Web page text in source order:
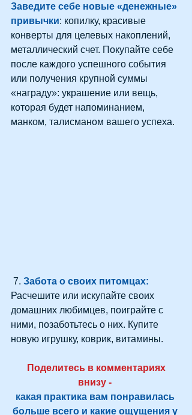
Заведите себе новые «денежные»
привычки: копилку, красивые
конверты для целевых накоплений,
металлический счет. Покупайте себе
после каждого успешного события
или получения крупной суммы
«награду»: украшение или вещь,
которая будет напоминанием,
манком, талисманом вашего успеха.
7. Забота о своих питомцах:
Расчешите или искупайте своих
домашних любимцев, поиграйте с
ними, позаботьтесь о них. Купите
новую игрушку, коврик, витамины.
внизу -
какая практика вам понравилась
больше всего и какие ощущения у